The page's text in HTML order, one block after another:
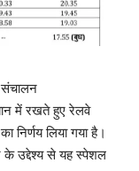
संचालन
में रखते हुए रेलवे
निर्णय लिया गया है।
के उद्देश्य से यह स्पेशल